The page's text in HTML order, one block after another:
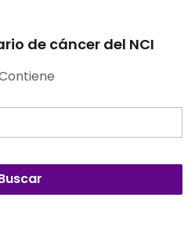
de cáncer del NCI